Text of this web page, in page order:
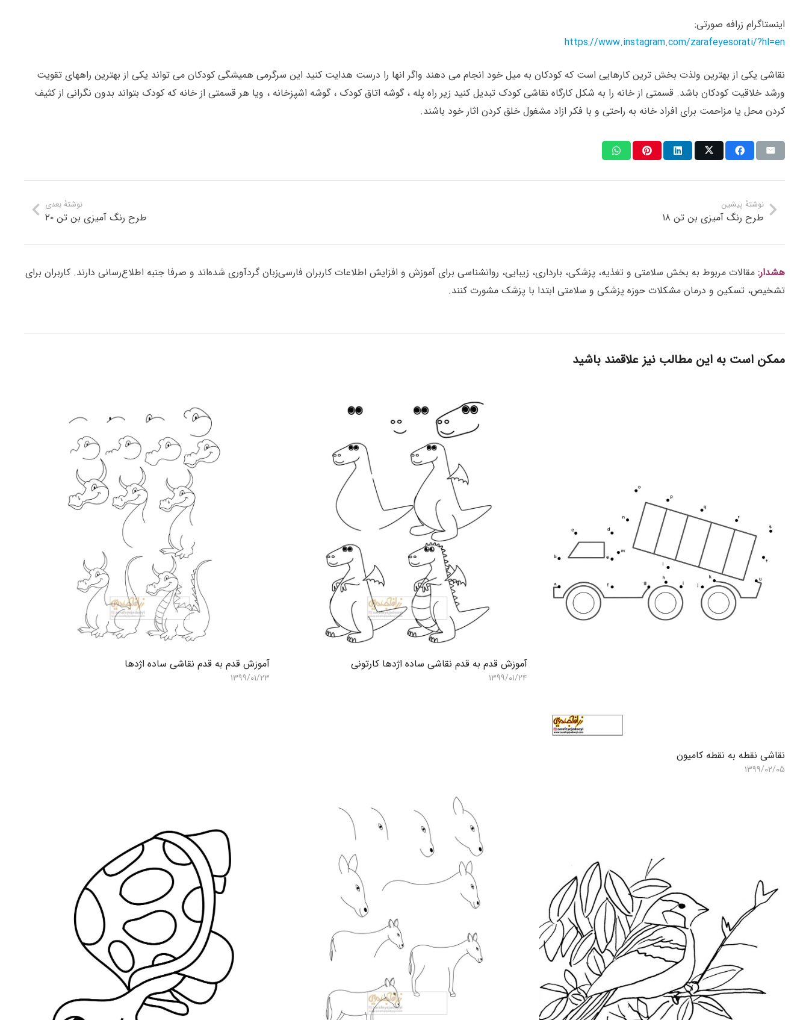
اینستاگرام زرافه صورتی:
https://www.instagram.com/zarafeyesorati/?hl=en
نقاشی یکی از بهترین ولذت بخش ترین کارهایی است که کودکان به میل خود انجام می دهند واگر انها را درست هدایت کنید این سرگرمی همیشگی کودکان می تواند یکی از بهترین راههای تقویت
ورشد خلاقیت کودکان باشد. قسمتی از خانه را به شکل کارگاه نقاشی کودک تبدیل کنید زیر راه پله ، گوشه اتاق کودک ، گوشه اشپزخانه ، ویا هر قسمتی از خانه که کودک بتواند بدون نگرانی از کثیف
کردن محل یا مزاحمت برای افراد خانه به راحتی و با فکر ازاد مشغول خلق کردن اثار خود باشند.
نوشتهٔ بعدی
طرح رنگ آمیزی بن تن ۲۰
نوشتهٔ پیشین
طرح رنگ آمیزی بن تن ۱۸
هشدار: مقالات مربوط به بخش سلامتی و تغذیه، پزشکی، بارداری، زیبایی، روانشناسی برای آموزش و افزایش اطلاعات کاربران فارسی‌زبان گردآوری شده‌اند و صرفا جنبه اطلاع‌رسانی دارند. کاربران برای
تشخیص، تسکین و درمان مشکلات حوزه پزشکی و سلامتی ابتدا با پزشک مشورت کنند.
ممکن است به این مطالب نیز علاقمند باشید
نقاشی نقطه به نقطه کامیون
۱۳۹۹/۰۲/۰۵
آموزش قدم به قدم نقاشی ساده اژدها کارتونی
۱۳۹۹/۰۱/۲۴
آموزش قدم به قدم نقاشی ساده اژدها
۱۳۹۹/۰۱/۲۳